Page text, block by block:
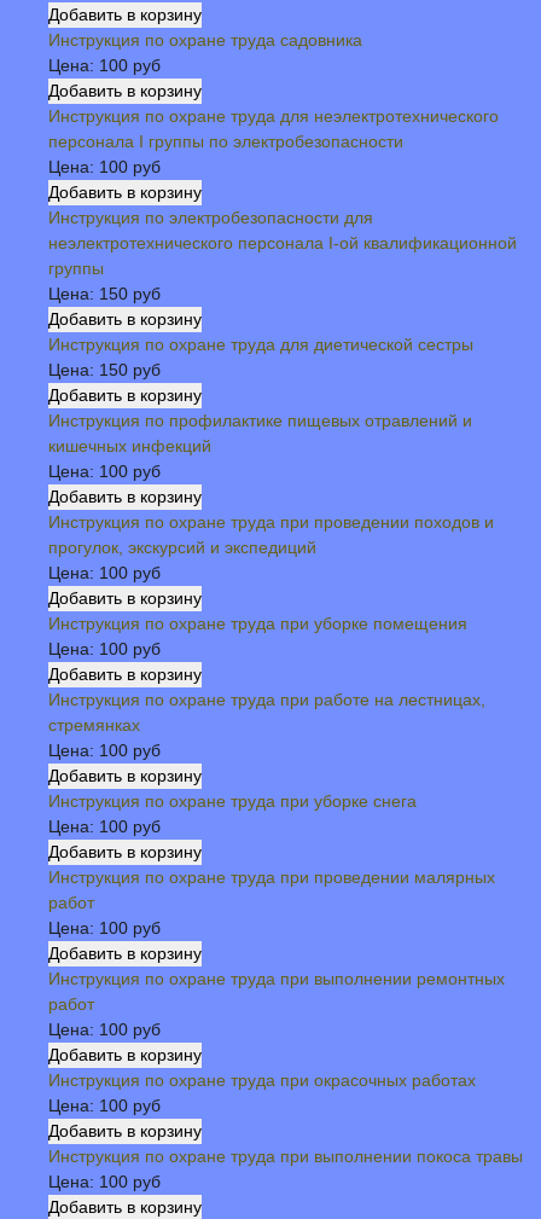
Инструкция по охране труда садовника
Цена: 100 руб
Инструкция по охране труда для неэлектротехнического
персонала I группы по электробезопасности
Цена: 100 руб
Инструкция по электробезопасности для
неэлектротехнического персонала I-ой квалификационной
группы
Цена: 150 руб
Инструкция по охране труда для диетической сестры
Цена: 150 руб
Инструкция по профилактике пищевых отравлений и
кишечных инфекций
Цена: 100 руб
Инструкция по охране труда при проведении походов и
прогулок, экскурсий и экспедиций
Цена: 100 руб
Инструкция по охране труда при уборке помещения
Цена: 100 руб
Инструкция по охране труда при работе на лестницах,
стремянках
Цена: 100 руб
Инструкция по охране труда при уборке снега
Цена: 100 руб
Инструкция по охране труда при проведении малярных
работ
Цена: 100 руб
Инструкция по охране труда при выполнении ремонтных
работ
Цена: 100 руб
Инструкция по охране труда при окрасочных работах
Цена: 100 руб
Инструкция по охране труда при выполнении покоса травы
Цена: 100 руб